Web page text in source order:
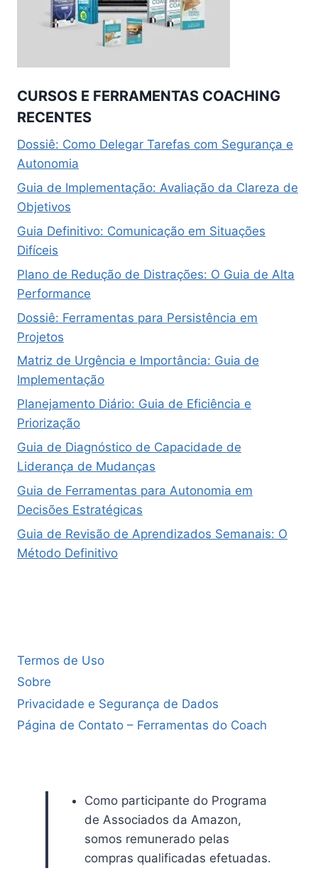
CURSOS E FERRAMENTAS COACHING
RECENTES
Dossiê: Como Delegar Tarefas com Segurança e
Autonomia
Guia de Implementação: Avaliação da Clareza de
Objetivos
Guia Definitivo: Comunicação em Situações
Difíceis
Plano de Redução de Distrações: O Guia de Alta
Performance
Dossiê: Ferramentas para Persistência em
Projetos
Matriz de Urgência e Importância: Guia de
Implementação
Planejamento Diário: Guia de Eficiência e
Priorização
Guia de Diagnóstico de Capacidade de
Liderança de Mudanças
Guia de Ferramentas para Autonomia em
Decisões Estratégicas
Guia de Revisão de Aprendizados Semanais: O
Método Definitivo
Termos de Uso
Sobre
Privacidade e Segurança de Dados
Página de Contato – Ferramentas do Coach
Como participante do Programa
de Associados da Amazon,
somos remunerado pelas
compras qualificadas efetuadas.